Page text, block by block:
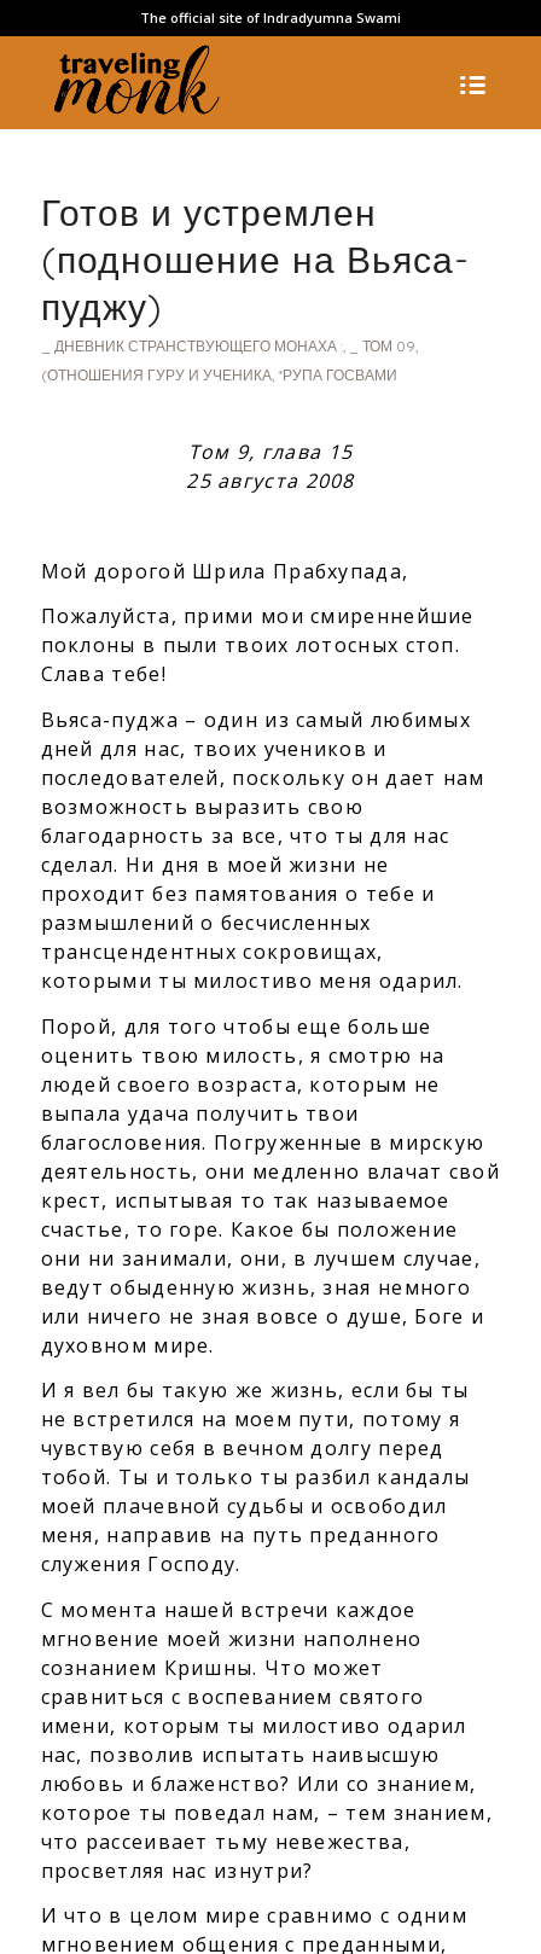
The official site of Indradyumna Swami
Готов и устремлен
(подношение на Вьяса-
пуджу)
_ ДНЕВНИК СТРАНСТВУЮЩЕГО МОНАХА :, _ ТОМ 09,
(ОТНОШЕНИЯ ГУРУ И УЧЕНИКА, *РУПА ГОСВАМИ
Том 9, глава 15
25 августа 2008
Мой дорогой Шрила Прабхупада,
Пожалуйста, прими мои смиреннейшие
поклоны в пыли твоих лотосных стоп.
Слава тебе!
Вьяса-пуджа – один из самый любимых
дней для нас, твоих учеников и
последователей, поскольку он дает нам
возможность выразить свою
благодарность за все, что ты для нас
сделал. Ни дня в моей жизни не
проходит без памятования о тебе и
размышлений о бесчисленных
трансцендентных сокровищах,
которыми ты милостиво меня одарил.
Порой, для того чтобы еще больше
оценить твою милость, я смотрю на
людей своего возраста, которым не
выпала удача получить твои
благословения. Погруженные в мирскую
деятельность, они медленно влачат свой
крест, испытывая то так называемое
счастье, то горе. Какое бы положение
они ни занимали, они, в лучшем случае,
ведут обыденную жизнь, зная немного
или ничего не зная вовсе о душе, Боге и
духовном мире.
И я вел бы такую же жизнь, если бы ты
не встретился на моем пути, потому я
чувствую себя в вечном долгу перед
тобой. Ты и только ты разбил кандалы
моей плачевной судьбы и освободил
меня, направив на путь преданного
служения Господу.
С момента нашей встречи каждое
мгновение моей жизни наполнено
сознанием Кришны. Что может
сравниться с воспеванием святого
имени, которым ты милостиво одарил
нас, позволив испытать наивысшую
любовь и блаженство? Или со знанием,
которое ты поведал нам, – тем знанием,
что рассеивает тьму невежества,
просветляя нас изнутри?
И что в целом мире сравнимо с одним
мгновением общения с преданными,